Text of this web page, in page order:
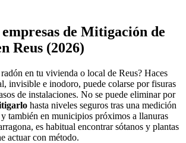
de Mitigación de
Reus (2026)
en tu vivienda o local de Reus? Haces
invisible e inodoro, puede colarse por fisuras
de instalaciones. No se puede eliminar por
hasta niveles seguros tras una medición
también en municipios próximos a llanuras
es habitual encontrar sótanos y plantas
actuar con método.